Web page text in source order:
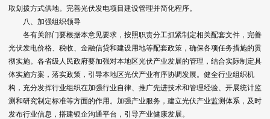
取划拨方式供地。完善光伏发电项目建设管理并简化程序。
八、加强组织领导
各有关部门要根据本意见要求，按照职责分工抓紧制定相关配套文件，完善
光伏发电价格、税收、金融信贷和建设用地等配套政策，确保各项任务措施的贯
彻实施。各省级人民政府要加强对本地区光伏产业发展的管理，结合实际制定具
体实施方案，落实政策，引导本地区光伏产业有序协调发展。健全行业组织机
构，充分发挥行业组织在加强行业自律、推广先进技术和管理经验、开展统计监
测和研究制定标准等方面的作用。加强产业服务，建立光伏产业监测体系，及时
发布行业信息，搭建银企沟通平台，引导产业健康发展。